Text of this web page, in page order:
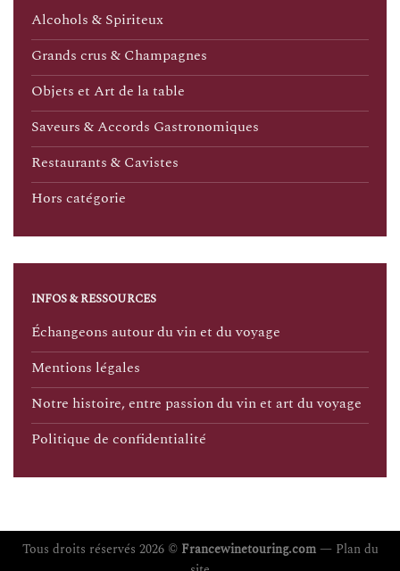
Alcohols & Spiriteux
Grands crus & Champagnes
Objets et Art de la table
Saveurs & Accords Gastronomiques
Restaurants & Cavistes
Hors catégorie
INFOS & RESSOURCES
Échangeons autour du vin et du voyage
Mentions légales
Notre histoire, entre passion du vin et art du voyage
Politique de confidentialité
Tous droits réservés 2026 © Francewinetouring.com— Plan du